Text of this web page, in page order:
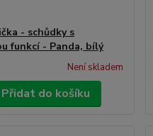
- schůdky s
funkcí - Panda, bílý
Není skladem
Přidat do košíku